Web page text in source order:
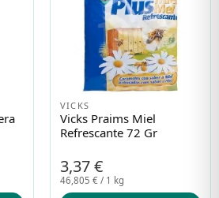
VICKS
Vicks Praims Miel
Refrescante 72 Gr
3,37 €
46,805 € / 1 kg